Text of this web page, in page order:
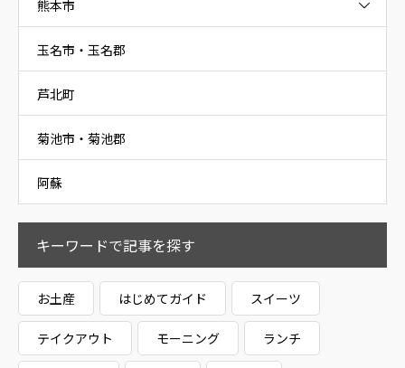
熊本市
玉名市・玉名郡
芦北町
菊池市・菊池郡
阿蘇
キーワードで記事を探す
お土産 はじめてガイド スイーツ
テイクアウト モーニング ランチ